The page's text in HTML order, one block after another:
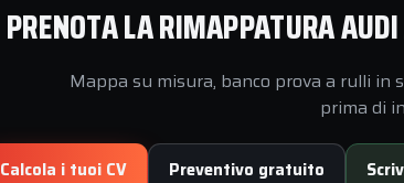
PRENOTA LA RIMAPPATURA
Mappa su misura, banco prova a rulli in
prima di
Calcola i tuoi CV Preventivo gratuito